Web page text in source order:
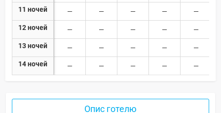
11 ночей
12 ночей
13 ночей
14 ночей
Опис готелю